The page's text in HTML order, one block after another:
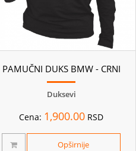
PAMUČNI DUKS BMW - CRNI
Duksevi
Cena: 1,900.00 RSD
Opširnije